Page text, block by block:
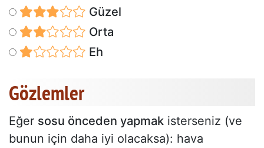
Güzel
Orta
Eh
Gözlemler
Eğer sosu önceden yapmak isterseniz (ve
bunun için daha iyi olacaksa): hava